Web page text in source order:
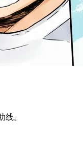
。